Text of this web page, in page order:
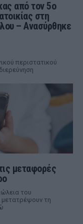
από τον 5ο
στη
– Ανασύρθηκε
περιστατικού
μεταφορές
του
τη